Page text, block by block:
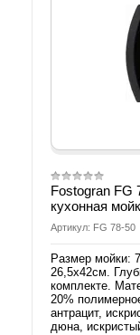
Fostogran FG
кухонная
Артикул: FG 78-50
Размер мойки:
26,5х42см.
комплекте.
20%
антрацит,
дюна,